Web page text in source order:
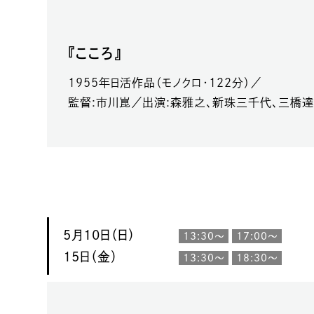
『こころ』
1955年日活作品（モノクロ・122分）／
監督:市川崑／出演:森雅之、新珠三千代、三橋達
5月10日（日） 13:30～ 17:00～
15日（金） 13:30～ 18:30～